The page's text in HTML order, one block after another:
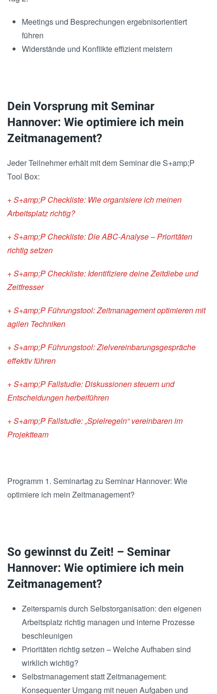
Meetings und Besprechungen ergebnisorientiert
führen
Widerstände und Konflikte effizient meistern
Dein Vorsprung mit Seminar
Hannover: Wie optimiere ich mein
Zeitmanagement?
Jeder Teilnehmer erhält mit dem Seminar die S+amp;P
Tool Box:
+ S+amp;P Checkliste: Wie organisiere ich meinen
Arbeitsplatz richtig?
+ S+amp;P Checkliste: Die ABC-Analyse – Prioritäten
richtig setzen
+ S+amp;P Checkliste: Identifiziere deine Zeitdiebe und
Zeitfresser
+ S+amp;P Führungstool: Zeitmanagement optimieren mit
agilen Techniken
+ S+amp;P Führungstool: Zielvereinbarungsgespräche
effektiv führen
+ S+amp;P Fallstudie: Diskussionen steuern und
Entscheidungen herbeiführen
+ S+amp;P Fallstudie: „Spielregeln“ vereinbaren im
Projektteam
Programm 1. Seminartag zu Seminar Hannover: Wie
optimiere ich mein Zeitmanagement?
So gewinnst du Zeit! – Seminar
Hannover: Wie optimiere ich mein
Zeitmanagement?
Zeitersparnis durch Selbstorganisation: den eigenen
Arbeitsplatz richtig managen und interne Prozesse
beschleunigen
Prioritäten richtig setzen – Welche Aufhaben sind
wirklich wichtig?
Selbstmanagement statt Zeitmanagement:
Konsequenter Umgang mit neuen Aufgaben und